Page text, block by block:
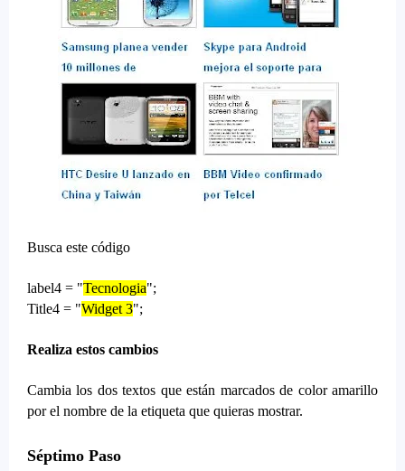
Busca este código
label4 = "Tecnologia";
Title4 = "Widget 3";
Realiza estos cambios
Cambia los dos textos que están marcados de color amarillo
por el nombre de la etiqueta que quieras mostrar.
Séptimo Paso